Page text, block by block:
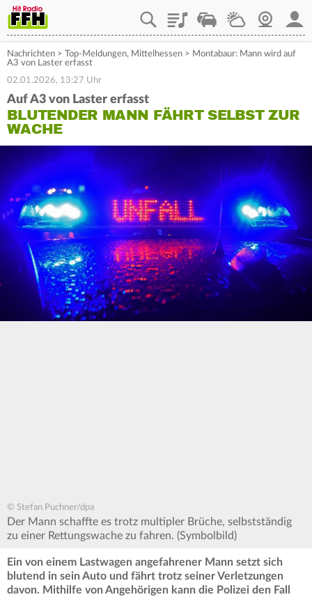
PlaylistStaupilotWetterWebcam
Nachrichten > Top-Meldungen, Mittelhessen > Montabaur: Mann wird auf
A3 von Laster erfasst
02.01.2026, 13:27 Uhr
Auf A3 von Laster erfasst
BLUTENDER MANN FÄHRT SELBST ZUR
WACHE
© Stefan Puchner/dpa
Der Mann schaffte es trotz multipler Brüche, selbstständig
zu einer Rettungswache zu fahren. (Symbolbild)
Ein von einem Lastwagen angefahrener Mann setzt sich
blutend in sein Auto und fährt trotz seiner Verletzungen
davon. Mithilfe von Angehörigen kann die Polizei den Fall